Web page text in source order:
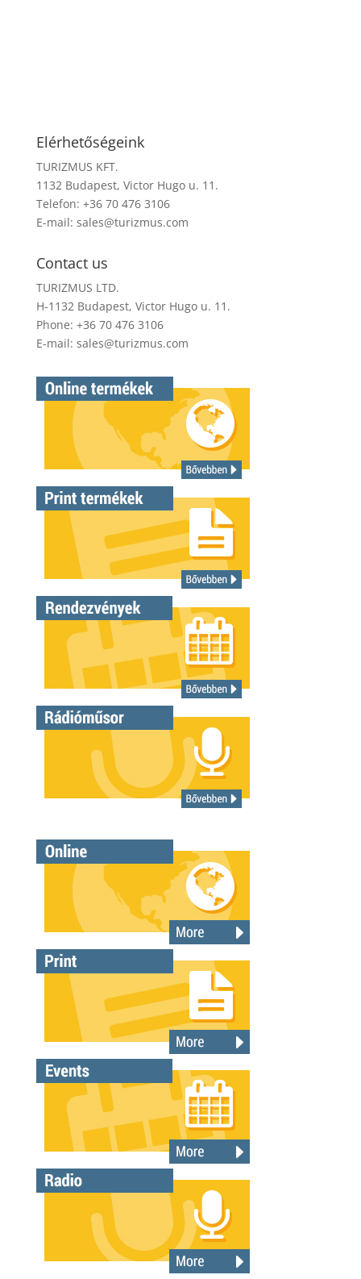
Elérhetőségeink
TURIZMUS KFT.
1132 Budapest, Victor Hugo u. 11.
Telefon: +36 70 476 3106
E-mail: sales@turizmus.com
Contact us
TURIZMUS LTD.
H-1132 Budapest, Victor Hugo u. 11.
Phone: +36 70 476 3106
E-mail: sales@turizmus.com